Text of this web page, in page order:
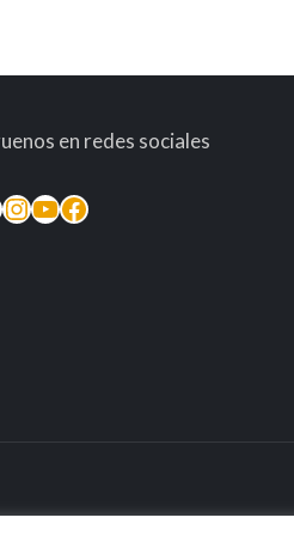
en redes sociales
Instagram
YouTube
Facebook